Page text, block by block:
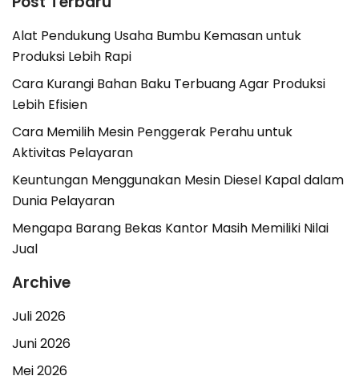
Alat Pendukung Usaha Bumbu Kemasan untuk
Produksi Lebih Rapi
Cara Kurangi Bahan Baku Terbuang Agar Produksi
Lebih Efisien
Cara Memilih Mesin Penggerak Perahu untuk
Aktivitas Pelayaran
Keuntungan Menggunakan Mesin Diesel Kapal dalam
Dunia Pelayaran
Mengapa Barang Bekas Kantor Masih Memiliki Nilai
Jual
Archive
Juli 2026
Juni 2026
Mei 2026